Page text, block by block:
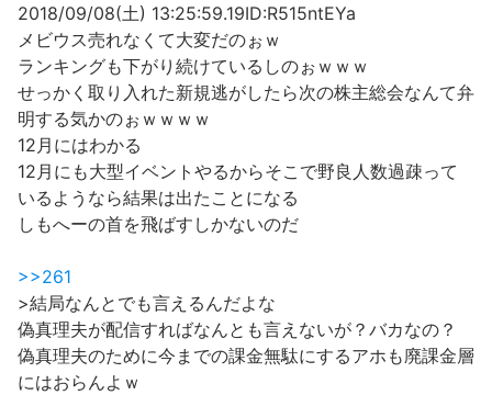
2018/09/08(土) 13:25:59.19ID:R515ntEYa
メビウス売れなくて大変だのぉｗ
ランキングも下がり続けているしのぉｗｗｗ
せっかく取り入れた新規逃がしたら次の株主総会なんて弁
明する気かのぉｗｗｗｗ
12月にはわかる
12月にも大型イベントやるからそこで野良人数過疎って
いるようなら結果は出たことになる
しもへーの首を飛ばすしかないのだ
>>261
>結局なんとでも言えるんだよな
偽真理夫が配信すればなんとも言えないが？バカなの？
偽真理夫のために今までの課金無駄にするアホも廃課金層
にはおらんよｗ